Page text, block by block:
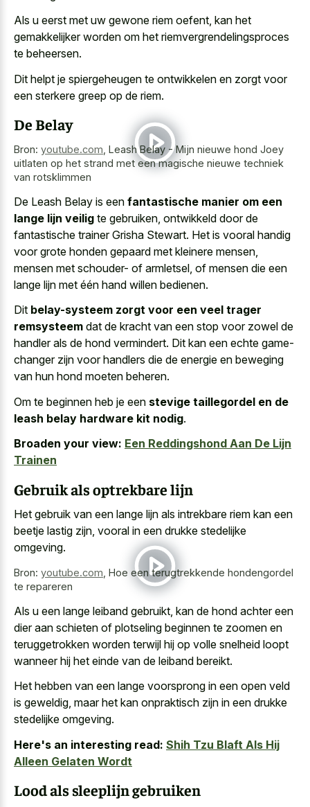
Als u eerst met uw gewone riem oefent, kan het
gemakkelijker worden om het riemvergrendelingsproces
te beheersen.
Dit helpt je spiergeheugen te ontwikkelen en zorgt voor
een sterkere greep op de riem.
De Belay
Bron: youtube.com Leash Belay - Mijn nieuwe hond Joey
uitlaten op het strand met een magische nieuwe techniek
van rotsklimmen
De Leash Belay is een fantastische manier om een
lange lijn veilig te gebruiken, ontwikkeld door de
fantastische trainer Grisha Stewart. Het is vooral handig
voor grote honden gepaard met kleinere mensen,
mensen met schouder- of armletsel, of mensen die een
lange lijn met één hand willen bedienen.
Dit belay-systeem zorgt voor een veel trager
remsysteem dat de kracht van een stop voor zowel de
handler als de hond vermindert. Dit kan een echte game-
changer zijn voor handlers die de energie en beweging
van hun hond moeten beheren.
Om te beginnen heb je een stevige taillegordel en de
leash belay hardware kit nodig.
Broaden your view: Een Reddingshond Aan De Lijn
Trainen
Gebruik als optrekbare lijn
Het gebruik van een lange lijn als intrekbare riem kan een
beetje lastig zijn, vooral in een drukke stedelijke
omgeving.
Bron: youtube.com Hoe een terugtrekkende hondengordel
te repareren
Als u een lange leiband gebruikt, kan de hond achter een
dier aan schieten of plotseling beginnen te zoomen en
teruggetrokken worden terwijl hij op volle snelheid loopt
wanneer hij het einde van de leiband bereikt.
Het hebben van een lange voorsprong in een open veld
is geweldig, maar het kan onpraktisch zijn in een drukke
stedelijke omgeving.
Here's an interesting read: Shih Tzu Blaft Als Hij
Alleen Gelaten Wordt
Lood als sleeplijn gebruiken